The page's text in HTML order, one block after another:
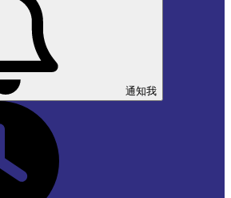
通知我